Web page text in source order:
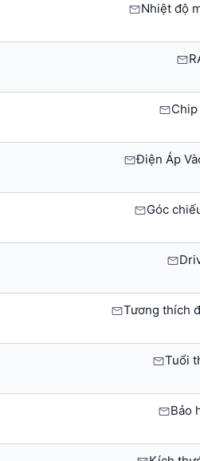
Nhiệt độ
Chip
Điện Áp
Góc
Tương thích
Tuổi
Bảo